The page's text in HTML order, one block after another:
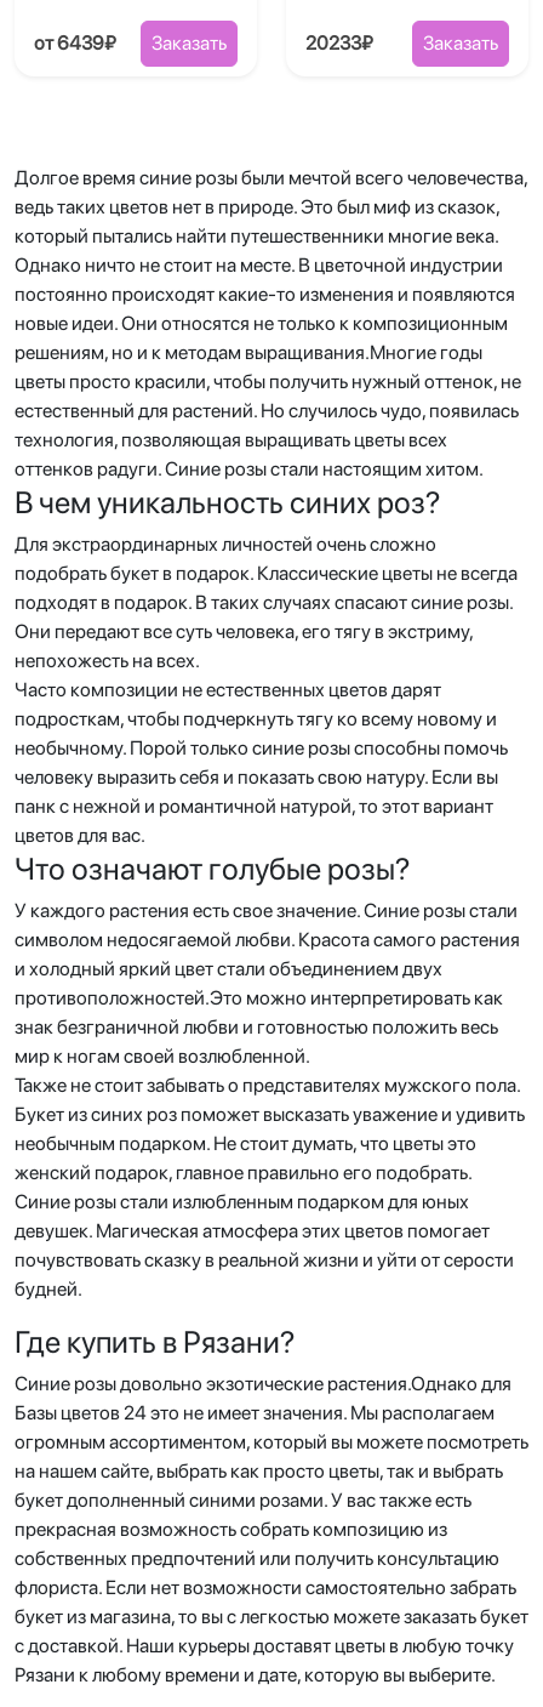
от 6439₽ Заказать 20233₽ Заказать
Долгое время синие розы были мечтой всего человечества,
ведь таких цветов нет в природе. Это был миф из сказок,
который пытались найти путешественники многие века.
Однако ничто не стоит на месте. В цветочной индустрии
постоянно происходят какие-то изменения и появляются
новые идеи. Они относятся не только к композиционным
решениям, но и к методам выращивания.Многие годы
цветы просто красили, чтобы получить нужный оттенок, не
естественный для растений. Но случилось чудо, появилась
технология, позволяющая выращивать цветы всех
оттенков радуги. Синие розы стали настоящим хитом.
В чем уникальность синих роз?
Для экстраординарных личностей очень сложно
подобрать букет в подарок. Классические цветы не всегда
подходят в подарок. В таких случаях спасают синие розы.
Они передают все суть человека, его тягу в экстриму,
непохожесть на всех.
Часто композиции не естественных цветов дарят
подросткам, чтобы подчеркнуть тягу ко всему новому и
необычному. Порой только синие розы способны помочь
человеку выразить себя и показать свою натуру. Если вы
панк с нежной и романтичной натурой, то этот вариант
цветов для вас.
Что означают голубые розы?
У каждого растения есть свое значение. Синие розы стали
символом недосягаемой любви. Красота самого растения
и холодный яркий цвет стали объединением двух
противоположностей.Это можно интерпретировать как
знак безграничной любви и готовностью положить весь
мир к ногам своей возлюбленной.
Также не стоит забывать о представителях мужского пола.
Букет из синих роз поможет высказать уважение и удивить
необычным подарком. Не стоит думать, что цветы это
женский подарок, главное правильно его подобрать.
Синие розы стали излюбленным подарком для юных
девушек. Магическая атмосфера этих цветов помогает
почувствовать сказку в реальной жизни и уйти от серости
будней.
Где купить в Рязани?
Синие розы довольно экзотические растения.Однако для
Базы цветов 24 это не имеет значения. Мы располагаем
огромным ассортиментом, который вы можете посмотреть
на нашем сайте, выбрать как просто цветы, так и выбрать
букет дополненный синими розами. У вас также есть
прекрасная возможность собрать композицию из
собственных предпочтений или получить консультацию
флориста. Если нет возможности самостоятельно забрать
букет из магазина, то вы с легкостью можете заказать букет
с доставкой. Наши курьеры доставят цветы в любую точку
Рязани к любому времени и дате, которую вы выберите.